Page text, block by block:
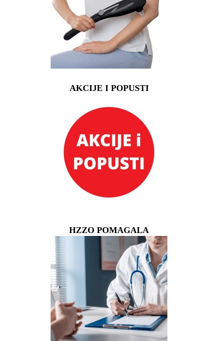
AKCIJE I POPUSTI
HZZO POMAGALA